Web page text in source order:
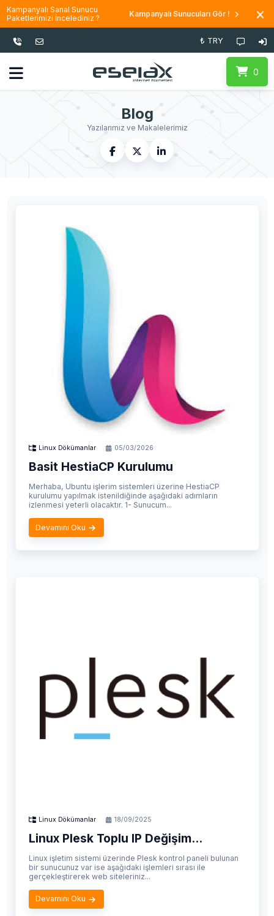
Kampanyalı Sanal Sunucu
Paketlerimizi İncelediniz ?
Kampanyalı Sunucuları Gör !
₺ TRY
0
Blog
Yazılarımız ve Makalelerimiz
Linux Dökümanlar 05/03/2026
Basit HestiaCP Kurulumu
Merhaba, Ubuntu işlerim sistemleri üzerine HestiaCP
kurulumu yapılmak istenildiğinde aşağıdaki adımların
izlenmesi yeterli olacaktır. 1- Sunucum...
Devamını Oku
Linux Dökümanlar 18/09/2025
Linux Plesk Toplu IP Değişim...
Linux işletim sistemi üzerinde Plesk kontrol paneli bulunan
bir sunucunuz var ise aşağıdaki işlemleri sırası ile
gerçekleştirerek web siteleriniz...
Devamını Oku